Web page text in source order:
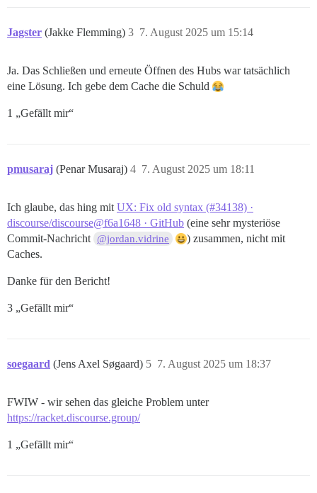
Jagster (Jakke Flemming) 7. August 2025 um 15:14
3
Ja. Das Schließen und erneute Öffnen des Hubs war tatsächlich
eine Lösung. Ich gebe dem Cache die Schuld
1 „Gefällt mir“
pmusaraj (Penar Musaraj) 7. August 2025 um 18:11
4
Ich glaube, das hing mit UX: Fix old syntax (#34138) ·
discourse/discourse@f6a1648 · GitHub (eine sehr mysteriöse
Commit-Nachricht @jordan.vidrine
) zusammen, nicht mit
Caches.
Danke für den Bericht!
3 „Gefällt mir“
soegaard (Jens Axel Søgaard) 7. August 2025 um 18:37
5
FWIW - wir sehen das gleiche Problem unter
https://racket.discourse.group/
1 „Gefällt mir“